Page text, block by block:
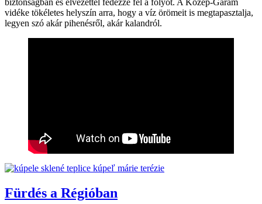
vidéke tökéletes helyszín arra, hogy a víz örömeit is megtapasztalja,
legyen szó akár pihenésről, akár kalandról.
Fürdés a Régióban